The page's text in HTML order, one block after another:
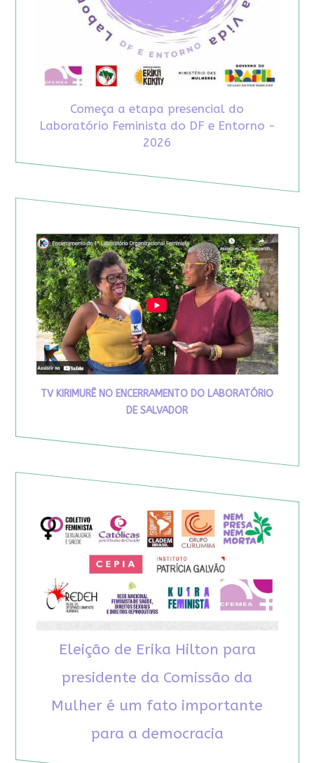
Começa a etapa presencial do
Laboratório Feminista do DF e Entorno -
2026
TV KIRIMURÊ NO ENCERRAMENTO DO LABORATÓRIO
DE SALVADOR
Eleição de Erika Hilton para
presidente da Comissão da
Mulher é um fato importante
para a democracia